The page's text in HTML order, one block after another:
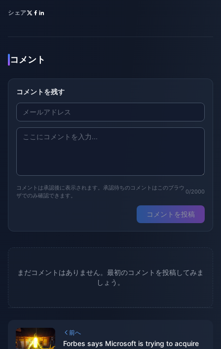
シェア
コメント
コメントを残す
コメントは承認後に表示されます。承認待ちのコメントはこのブラウ
ザでのみ確認できます。
0/2000
コメントを投稿
まだコメントはありません。最初のコメントを投稿してみま
しょう。
前へ
Forbes says Microsoft is trying to acquire